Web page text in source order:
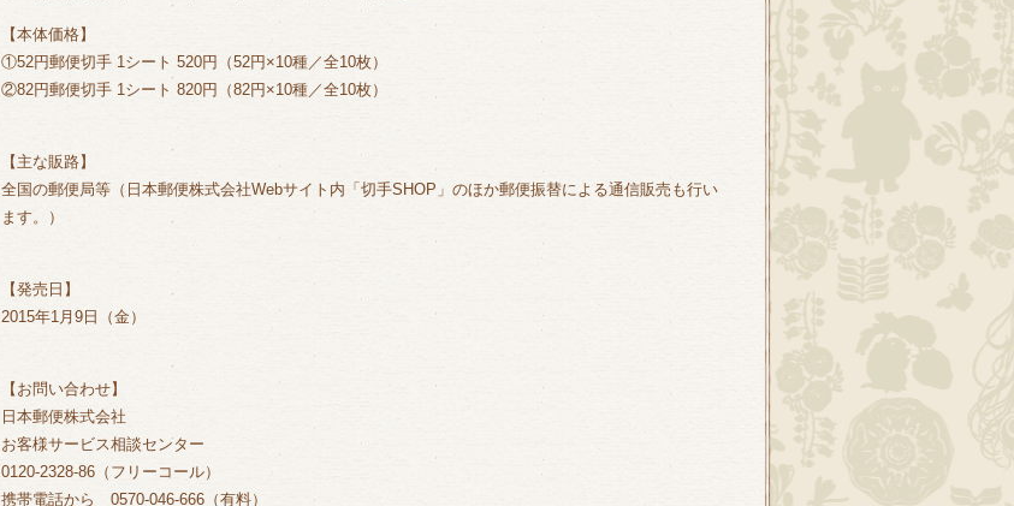
【本体価格】
①52円郵便切手 1シート 520円（52円×10種／全10枚）
②82円郵便切手 1シート 820円（82円×10種／全10枚）
【主な販路】
全国の郵便局等（日本郵便株式会社Webサイト内「切手SHOP」のほか郵便振替による通信販売も行い
ます。）
【発売日】
2015年1月9日（金）
【お問い合わせ】
日本郵便株式会社
お客様サービス相談センター
0120-2328-86（フリーコール）
携帯電話から 0570-046-666（有料）